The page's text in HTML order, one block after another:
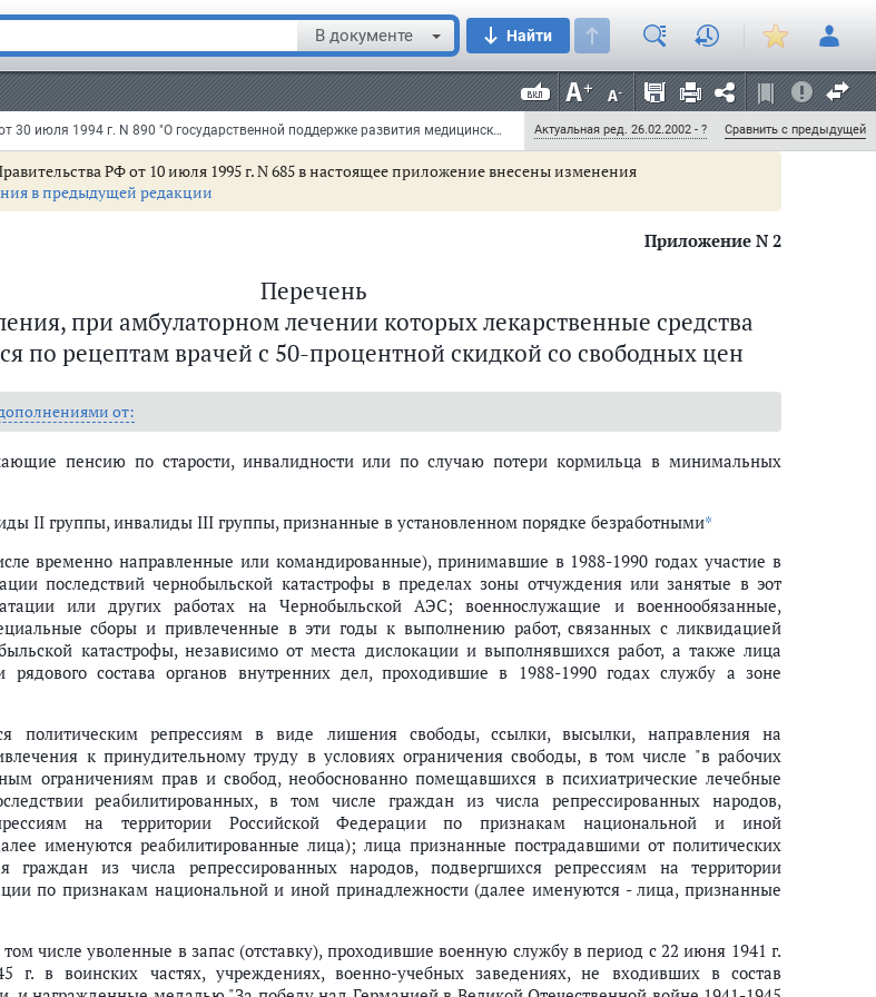
В документе Найти
которых лекарственные средства и изделия медицинского назначения отпускаются по рецептам врачей бесплатно
средства отпускаются по рецептам врачей с 50-процентной скидкой со свободных цен
Постановление Правительства РФ от 30 июля 1994 г. N 890 "О государственной поддержке развития медицинской промышленности и улучшении обеспечения населения и учреждений здравоохранения лекарственными средствами и изделиями медицинского назначения" (с изменениями и дополнениями) Актуальная ред. 26.02.2002 - ? Сравнить с предыдущей
гормоны коры надпочечников (минерало- и
глюкокортикоиды)
все лекарственные средства
РФ от 10 июля 1995 г. N 685 в настоящее приложение внесены изменения
в предыдущей редакции
Приложение N 2
Перечень
при амбулаторном лечении которых лекарственные средства
по рецептам врачей с 50-процентной скидкой со свободных цен
от:
пенсию по старости, инвалидности или по случаю потери кормильца в минимальных
II группы, инвалиды III группы, признанные в установленном порядке безработными*
временно направленные или командированные), принимавшие в 1988-1990 годах участие в
последствий чернобыльской катастрофы в пределах зоны отчуждения или занятые в эот
или других работах на Чернобыльской АЭС; военнослужащие и военнообязанные,
сборы и привлеченные в эти годы к выполнению работ, связанных с ликвидацией
катастрофы, независимо от места дислокации и выполнявшихся работ, а также лица
рядового состава органов внутренних дел, проходившие в 1988-1990 годах службу а зоне
политическим репрессиям в виде лишения свободы, ссылки, высылки, направления на
к принудительному труду в условиях ограничения свободы, в том числе "в рабочих
ограничениям прав и свобод, необоснованно помещавшихся в психиатрические лечебные
реабилитированных, в том числе граждан из числа репрессированных народов,
на территории Российской Федерации по признакам национальной и иной
именуются реабилитированные лица); лица признанные пострадавшими от политических
граждан из числа репрессированных народов, подвергшихся репрессиям на территории
по признакам национальной и иной принадлежности (далее именуются - лица, признанные
числе уволенные в запас (отставку), проходившие военную службу в период с 22 июня 1941 г.
г. в воинских частях, учреждениях, военно-учебных заведениях, не входивших в состав